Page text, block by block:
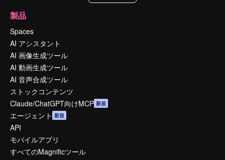
製品
Spaces
AI アシスタント
AI 画像生成ツール
AI 動画生成ツール
AI 音声合成ツール
ストックコンテンツ
Claude/ChatGPT向けMCP 新規
エージェント 新規
API
モバイルアプリ
すべてのMagnificツール